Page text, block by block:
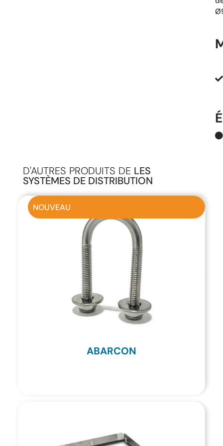
D'AUTRES PRODUITS DE LES
SYSTÈMES DE DISTRIBUTION
NOUVEAU
ABARCON